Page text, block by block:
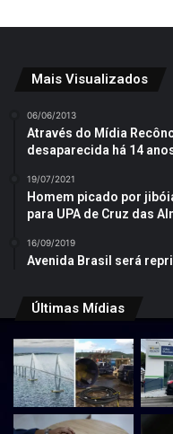
Mais Visualizados
06/06/2013
Através do Mídia
desaparecida há 14
19/07/2021
Homem picado por
para UPA de Cruz das
16/09/2019
Avenida Brasil será
Últimas Mídias